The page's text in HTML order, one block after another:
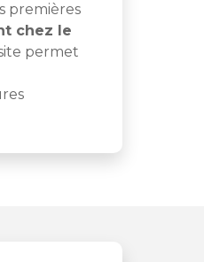
premières
chez le
permet